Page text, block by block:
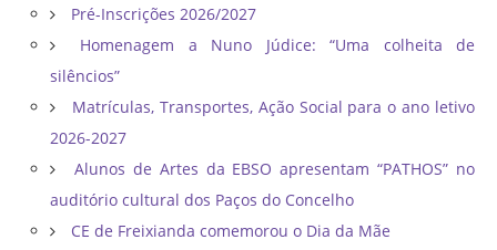
Pré-Inscrições 2026/2027
Homenagem a Nuno Júdice: “Uma colheita de
silêncios”
Matrículas, Transportes, Ação Social para o ano letivo
2026-2027
Alunos de Artes da EBSO apresentam “PATHOS” no
auditório cultural dos Paços do Concelho
CE de Freixianda comemorou o Dia da Mãe